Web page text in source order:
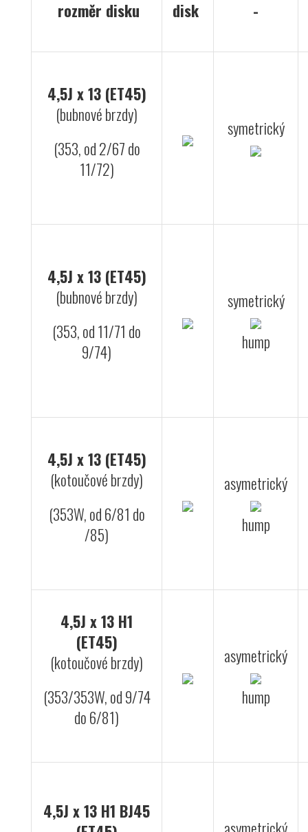
rozměr disku disk -
4,5J x 13 (ET45)
(bubnové brzdy)
(353, od 2/67 do
11/72)
symetrický
4,5J x 13 (ET45)
(bubnové brzdy)
(353, od 11/71 do
9/74)
symetrický
hump
4,5J x 13 (ET45)
(kotoučové brzdy)
(353W, od 6/81 do
/85)
asymetrický
hump
4,5J x 13 H1
(ET45)
(kotoučové brzdy)
(353/353W, od 9/74
do 6/81)
asymetrický
hump
4,5J x 13 H1 BJ45